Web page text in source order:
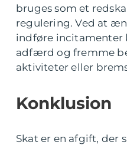
bruges som et
regulering. Ved at
indføre incitamenter
adfærd og fremme
aktiviteter eller
Konklusion
Skat er en afgift, der